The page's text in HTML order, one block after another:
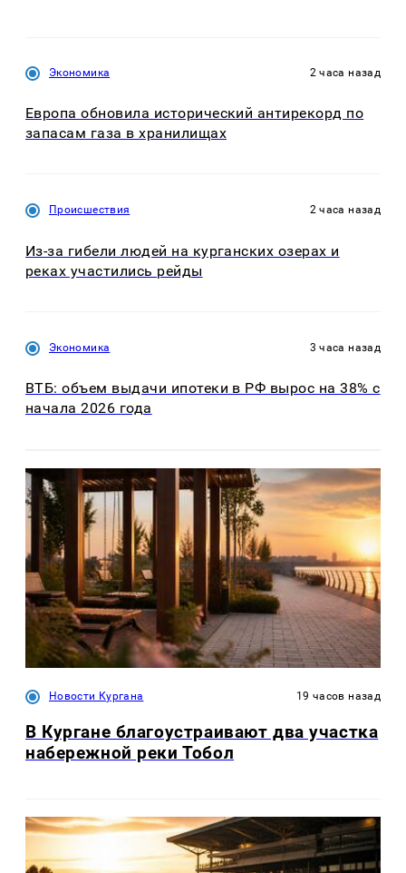
Экономика 2 часа назад
Европа обновила исторический антирекорд по
запасам газа в хранилищах
Происшествия 2 часа назад
Из-за гибели людей на курганских озерах и
реках участились рейды
Экономика 3 часа назад
ВТБ: объем выдачи ипотеки в РФ вырос на 38% с
начала 2026 года
Новости Кургана 19 часов назад
В Кургане благоустраивают два участка
набережной реки Тобол